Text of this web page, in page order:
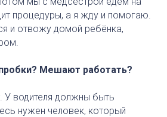
процедуры, а я жду и помогаю.
и отвожу домой ребёнка,
Мешают работать?
водителя должны быть
нужен человек, который